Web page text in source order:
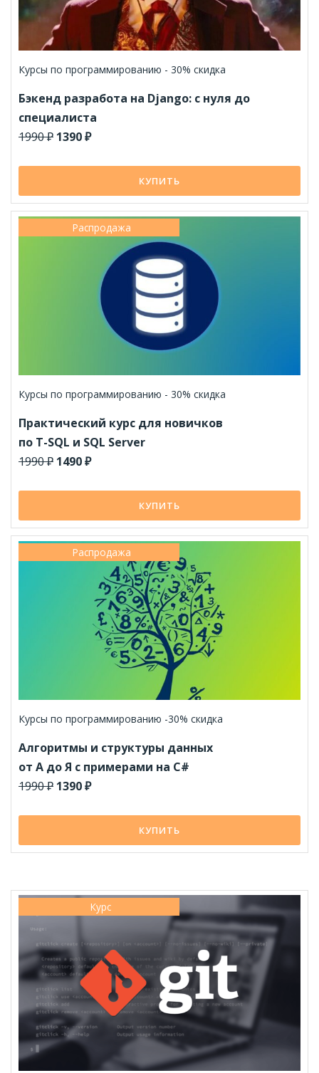
Курсы по программированию - 30% скидка
Бэкенд разработа на Django: с нуля до
специалиста
1990 ₽ 1390 ₽
КУПИТЬ
Распродажа
Курсы по программированию - 30% скидка
Практический курс для новичков
по T-SQL и SQL Server
1990 ₽ 1490 ₽
КУПИТЬ
Распродажа
Курсы по программированию -30% скидка
Алгоритмы и структуры данных
от А до Я с примерами на C#
1990 ₽ 1390 ₽
КУПИТЬ
Курс